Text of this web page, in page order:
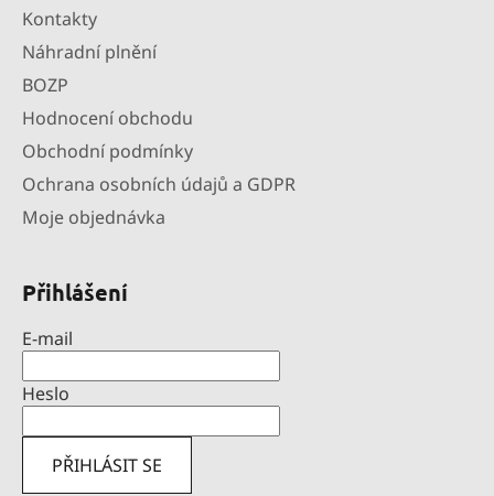
Kontakty
Náhradní plnění
BOZP
Hodnocení obchodu
Obchodní podmínky
Ochrana osobních údajů a GDPR
Moje objednávka
Přihlášení
E-mail
Heslo
PŘIHLÁSIT SE